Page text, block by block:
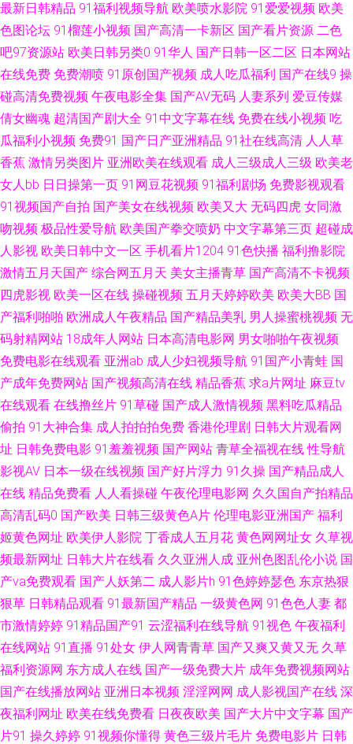
黄a三级大片 午夜福利资源 www91网址 日干射操逼 91婷婷和 久久人妻久久
中文字幕久荜 福利午夜 色四虎酒店 亚洲先锋电影 超碰免费人妻97 日韩少妇
一区二区三区 91在线大神观看传媒 欧美日韩激情婷婷 91国在线等 国产区熟
女丝袜 无码人妻1206 成人性视频网站 手机福利刺激伦理片 97操电影院 日
韩欧美国产精码蜜 91视频国产精品观看 久久爱九九 尤物无码免费观看 超碰
人人人91 午夜男女 超碰在线免费91 日韩视频123 91视频精选 久热服务AV
91av操操操 丁香婷婷综合激情 色五月婷婷亚洲天堂 91在线视频福利观看 先
锋影音女同蕾絲 操你妹逼片网站 青草娱乐网 91视频国产 毛片操逼91福利
91福利导航网 九九热无码 91福利国产视频 国产精品资源 午夜国产95 99在
线老司机福利 日本成人在线观看一区 av激情网站 日韩欧美国产精码蜜 91玉
足在线看 欧美日韩久久精品爱爱 91女玍 欧美在线AB视频 91免费版网站在
线观看 久热99热热 91视屏国产在线 欧美图片国产视屏 91殴美 久热免费在
利社 国产欧美成人精品综合 91www看黄色软件 国产欧美综合系列在线 影音
先锋色色网 91次源 91情趣电影 欧美人SSS在线 91社国产剧情 日韩色情妈妈
超碰潮人人操 熟女91九色 www我色色 色色美女天堂網站 成人网在线 天美
mv限免在线 成人网在线 四虎性交影院 国产区精品学生妹 中文欧美日韩在线
精品国产乱 91传媒网站视频 九1免费网页观看 91se国产视频 国产精品夜夜
最新日韩精品 91福利视频导航 欧美喷水影院 91爱爱视频 欧美
色图论坛 91榴莲小视频 国产高清一卡新区 国产看片资源 二色
吧97资源站 欧美日韩另类0 91华人 国产日韩一区二区 日本网站
在线免费 免费潮喷 91原创国产视频 成人吃瓜福利 国产在线9 操
碰高清免费视频 午夜电影全集 国产AV无码 人妻系列 爱豆传媒
倩女幽魂 超清国产剧大全 91中文字幕在线 免费在线小视频 吃
瓜福利小视频 免费91 国产日产亚洲精品 91社在线高清 人人草
香蕉 激情另类图片 亚洲欧美在线观看 成人三级成人三级 欧美老
女人bb 日日操第一页 91网豆花视频 91福利剧场 免费影视观看
91视频国产自拍 国产美女在线视频 欧美又大 无码四虎 女同激
吻视频 极品性爱导航 欧美国产拳交喷奶 中文字幕第三页 超碰成
人影视 欧美日韩中文一区 手机看片1204 91色快播 福利撸影院
激情五月天国产 综合网五月天 美女主播青草 国产高清不卡视频
四虎影视 欧美一区在线 操碰视频 五月天婷婷欧美 欧美大BB 国
产福利啪啪 欧洲成人午夜精品 国产精品美乳 男人操蜜桃视频 无
码射精网站 18成年人网站 日本高清电影网 男女啪啪午夜视频
免费电影在线观看 亚洲ab 成人少妇视频导航 91国产小青蛙 国
产成年免费网站 国产视频高清在线 精品香蕉 求a片网址 麻豆tv
在线观看 在线撸丝片 91草碰 国产成人激情视频 黑料吃瓜精品
偷拍 91大神合集 成人拍拍拍免费 香港伦理剧 日韩大片观看网
址 日韩免费电影 91羞羞视频 国产网站 青草全福视在线 性导航
影视AV 日本一级在线视频 国产好片浮力 91久操 国产精品成人
在线 精品免费看 人人看操碰 午夜伦理电影网 久久国自产拍精品
高清乱码0 国产欧美 日韩三级黄色A片 伦理电影亚洲国产 福利
姬黄色网址 欧美伊人影院 丁香成人五月花 黄色网网址女 久草视
频最新网址 日韩大片在线看 久久亚洲人成 亚州色图乱伦小说 国
产va免费观看 国产人妖第二 成人影片h 91色婷婷瑟色 东京热狠
狠草 日韩精品观看 91最新国产精品 一级黄色网 91色色人妻 都
市激情婷婷 91精品国产91 云涩福利在线导航 91视色 午夜福利
在线网站 91直播 91处女 伊人网青青草 国产又爽又黄又无 久草
福利资源网 东方成人在线 国产一级免费大片 成年免费视频网站
国产在线播放网站 亚洲日本视频 淫淫网网 成人影视国产在线 深
夜福利网址 欧美在线免费看 日夜夜欧美 国产大片中文字幕 国产
片91 操久婷婷 91视频你懂得 黄色三级片毛片 免费电影片 日韩